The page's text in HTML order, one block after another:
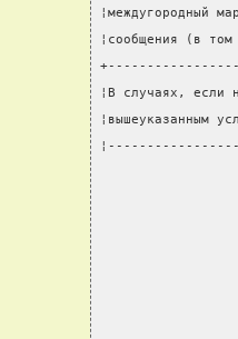
¦сообщения (в
¦В случаях,